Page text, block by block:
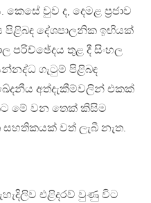
වුව ද, දෙමළ ප්‍රජාව
දේශපාලනික ඉඟියක්
තුළ දී සිංහල
ගැටුම් පිළිබඳ
අත්දැකීම්වලින් එකක්
මේ වන තෙක් කිසිම
වත් ලැබී නැත.
එළිදරව් වුණු විට